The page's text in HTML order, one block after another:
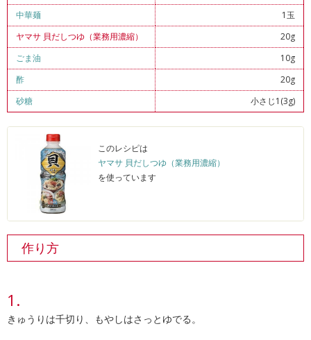
中華麺
1玉
ヤマサ 貝だしつゆ（業務用濃縮）
20g
ごま油
10g
酢
20g
砂糖
小さじ1(3g)
このレシピは
ヤマサ 貝だしつゆ（業務用濃縮）
を使っています
作り方
きゅうりは千切り、もやしはさっとゆでる。